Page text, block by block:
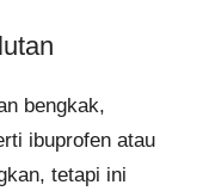
bengkak,
ibuprofen atau
tetapi ini